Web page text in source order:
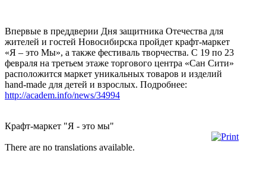
Впервые в преддверии Дня защитника Отечества для
жителей и гостей Новосибирска пройдет крафт-маркет
«Я – это Мы», а также фестиваль творчества. С 19 по 23
февраля на третьем этаже торгового центра «Сан Сити»
расположится маркет уникальных товаров и изделий
hand-made для детей и взрослых. Подробнее:
http://academ.info/news/34994
Крафт-маркет "Я - это мы"
There are no translations available.